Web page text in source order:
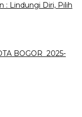
: Lindungi Diri, Pilih
BOGOR 2025-